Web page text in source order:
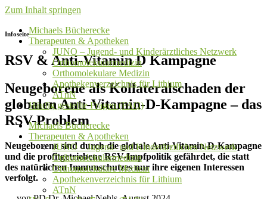
Zum Inhalt springen
Michaels Bücherecke
Therapeuten & Apotheken
JUNO – Jugend- und Kinderärztliches Netzwerk
Orthomolekularmedizin
Orthomolekulare Medizin
Apothekenverzeichnis für Lithium
ATnN
Häufig gestellte Fragen (FAQ)
Michaels Bücherecke
Therapeuten & Apotheken
JUNO – Jugend- und Kinderärztliches Netzwerk
Orthomolekularmedizin
Orthomolekulare Medizin
Apothekenverzeichnis für Lithium
ATnN
Infoseite
RSV & Anti-Vitamin D Kampagne
Neugeborene als Kollateralschaden der
globalen Anti-Vitamin-D-Kampagne – das
RSV-Problem
Neugeborene sind durch die globale Anti-Vitamin-D-Kampagne
und die profitgetriebene RSV-Impfpolitik gefährdet, die statt
des natürlichen Immunschutzes nur ihre eigenen Interessen
verfolgt.